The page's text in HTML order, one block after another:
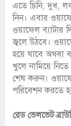
এতে চিনি, দুধ,
নিন। এবার
ওয়াফেল ব্যাটার
জ্বলে উঠবে।
হয়ে যাবে অথবা
খুলে নামিয়ে
শেষ করুন।
পরিবেশন করতে
রেড ভেলভেট